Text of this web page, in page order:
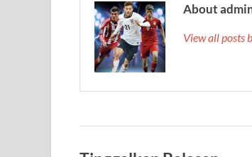
About
View all posts